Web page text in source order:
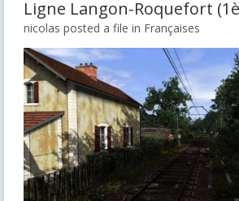
Ligne Langon-Roquefort
nicolas posted a file in Françaises